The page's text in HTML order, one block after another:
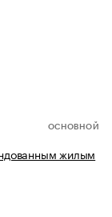
ОСНОВНОЙ
жилым